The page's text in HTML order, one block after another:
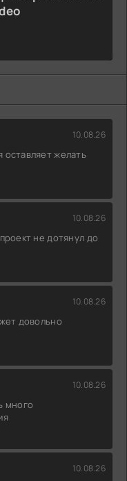
10.08.26
оставляет желать
10.08.26
не дотянул до
10.08.26
довольно
10.08.26
много
10.08.26